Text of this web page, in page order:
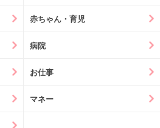
赤ちゃん・育児
病院
お仕事
マネー